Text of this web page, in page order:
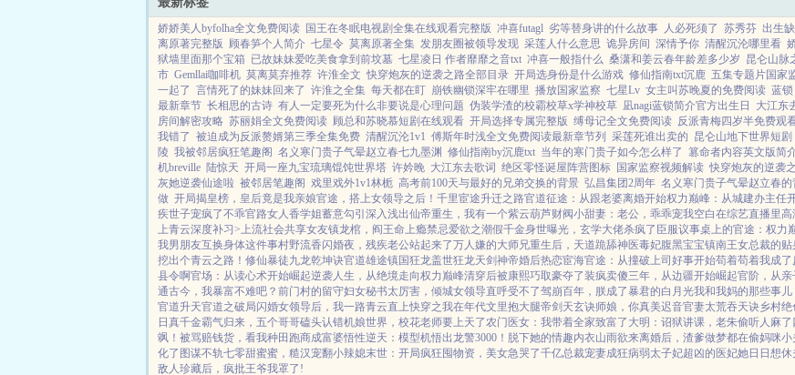
娇娇美人byfolha全文免费阅读 国王在冬眠电视剧全集在线观看完整版 冲喜futagl 劣等替身讲的什么故事 人必死须了 苏秀芬 出生
离原著完整版 顾春笋个人简介 七星令 莫离原著全集 发朋友圈被领导发现 采莲人什么意思 诡异房间 深情予你 清醒沉沦哪里看
狱墙里面那个宝箱 已故妹妹爱吃美食拿到前坟墓 七星凌日 作者靡靡之音txt 冲喜一般指什么 桑潇和姜云春年龄差多少岁 昆仑山脉
市 Gemllai咖啡机 莫离莫弃推荐 许淮全文 快穿炮灰的逆袭之路全部目录 开局选身份是什么游戏 修仙指南txt沉鹿 五集专题片国家
一起了 言情死了的妹妹回来了 许淮之全集 每天都在盯 崩铁幽锁深牢在哪里 播放国家监察 七星Lv 女主叫苏晚夏的免费阅读 蓝锁
最新章节 长相思的古诗 有人一定要死为什么非要说是心理问题 伪装学渣的校霸校草x学神校草 凪nagi蓝锁简介官方出生日 大江东
房间解密攻略 苏丽娟全文免费阅读 顾总和苏晓慕短剧在线观看 开局选择专属完整版 缚母记全文免费阅读 反派青梅四岁半免费观
我错了 被迫成为反派赘婿第三季全集免费 清醒沉沦1v1 傅斯年时浅全文免费阅读最新章节列 采莲死谁出卖的 昆仑山地下世界短剧
陵 我被邻居疯狂笔趣阁 名义寒门贵子气晕赵立春七九墨渊 修仙指南by沉鹿txt 当年的寒门贵子如今怎么样了 篡命者内容英文版简
机breville 陆惊天 开局一座九宝琉璃馄饨世界塔 许妗晚 大江东去歌词 绝区零怪诞屋阵营图标 国家监察视频解读 快穿炮灰的逆袭
灰她逆袭仙途啦 被邻居笔趣阁 戏里戏外1v1林栀 高考前100天与最好的兄弟交换的背景 弘昌集团2周年 名义寒门贵子气晕赵立春
做 开局揭皇榜，皇后竟是我亲娘官途，搭上女领导之后！ 千里宦途升迁之路官道征途：从跟老婆离婚开始权力巅峰：从城建办主任
疾世子宠疯了不乖官路女人香学姐蓄意勾引 深入浅出仙帝重生，我有一个紫云葫芦财阀小甜妻：老公，乖乖宠我空白在综艺直播里高
上青云深度补习>上流社会共享女友镇龙棺，阎王命上瘾禁忌爱欲之潮假千金身世曝光，玄学大佬杀疯了 臣服议事桌上的官途：权力
我男朋友互换身体这件事村野流香闪婚夜，残疾老公站起来了万人嫌的大师兄重生后，天道跪舔神医毒妃腹黑宝宝镇南王女总裁的贴
挖出个青云之路！ 修仙暴徒九龙乾坤诀官道雄途镇国狂龙盖世狂龙天剑神帝婚后热恋宦海官途：从撞破上司好事开始苟着苟着我成了
县令啊官场：从读心术开始崛起逆袭人生，从绝境走向权力巅峰清穿后被康熙巧取豪夺了装疯卖傻三年，从边疆开始崛起官阶，从亲
通古今，我暴富不难吧？ 前门村的留守妇女秘书太厉害，倾城女领导直呼受不了驾崩百年，朕成了暴君的白月光我和我妈的那些事儿
官道升天官道之破局闪婚女领导后，我一路青云直上快穿之我在年代文里抱大腿帝剑天玄诀师娘，你真美迟音官妻太荒吞天诀乡村
日 真千金霸气归来，五个哥哥磕头认错机娘世界，校花老师要上天了农门医女：我带着全家致富了 大明：诏狱讲课，老朱偷听人麻了
飒！ 被骂赔钱货，看我种田跑商成富婆悟性逆天：模型机悟出龙警3000！ 脱下她的情趣内衣山雨欲来离婚后，渣爹做梦都在偷妈咪小
化了 图谋不轨七零甜蜜蜜，糙汉宠翻小辣媳末世：开局疯狂囤物资，美女急哭了千亿总裁宠妻成狂病弱太子妃超凶的 医妃她日日想休
敌人珍藏后，疯批王爷我罩了!